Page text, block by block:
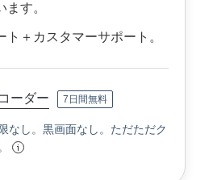
す。
ト＋カスタマーサポート。
ーダー 7日間無料
なし。黒画面なし。ただただク